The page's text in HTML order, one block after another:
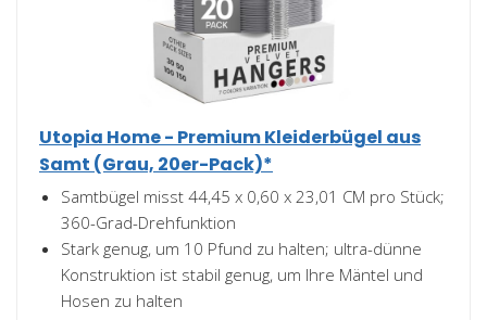
Utopia Home - Premium Kleiderbügel aus
Samt (Grau, 20er-Pack)*
Samtbügel misst 44,45 x 0,60 x 23,01 CM pro Stück;
360-Grad-Drehfunktion
Stark genug, um 10 Pfund zu halten; ultra-dünne
Konstruktion ist stabil genug, um Ihre Mäntel und
Hosen zu halten